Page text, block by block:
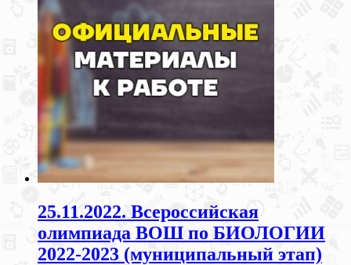
25.11.2022. Всероссийская
олимпиада ВОШ по БИОЛОГИИ
2022-2023 (муниципальный этап)